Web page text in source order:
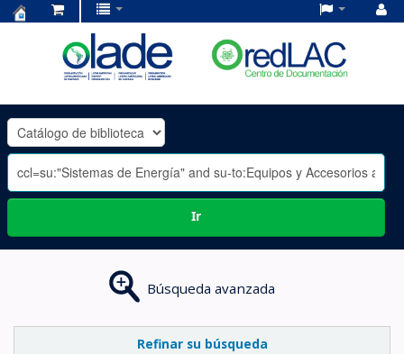
OLADE
-
Ir
Búsqueda avanzada
Refinar su búsqueda